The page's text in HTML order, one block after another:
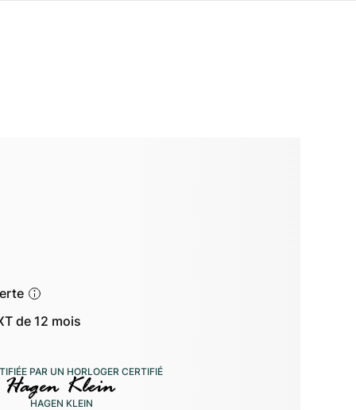
de 12 mois
PAR UN HORLOGER CERTIFIÉ
HAGEN KLEIN